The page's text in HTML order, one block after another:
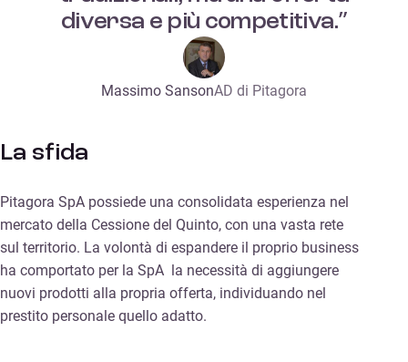
diversa e più competitiva.”
Massimo SansonAD di Pitagora
La sfida
Pitagora SpA possiede una consolidata esperienza nel
mercato della Cessione del Quinto, con una vasta rete
sul territorio. La volontà di espandere il proprio business
ha comportato per la SpA la necessità di aggiungere
nuovi prodotti alla propria offerta, individuando nel
prestito personale quello adatto.